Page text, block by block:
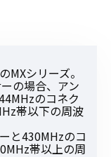
シリーズ。
の場合、アン
のコネク
帯以下の周波
と430MHzのコ
帯以上の周